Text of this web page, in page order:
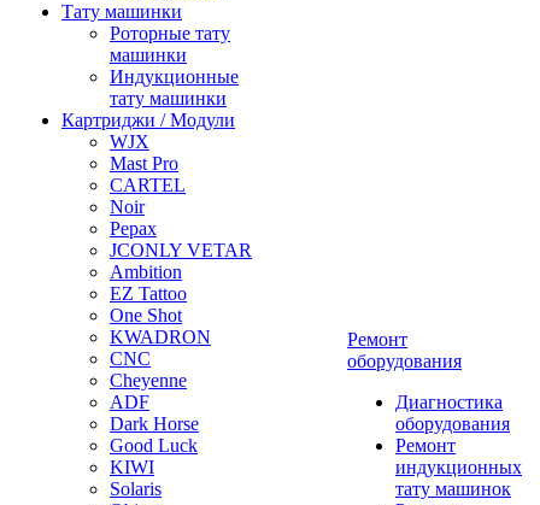
Тату машинки
Роторные тату
машинки
Индукционные
тату машинки
Картриджи / Модули
WJX
Mast Pro
CARTEL
Noir
Pepax
JCONLY VETAR
Ambition
EZ Tattoo
One Shot
KWADRON
CNC
Cheyenne
ADF
Dark Horse
Good Luck
KIWI
Solaris
Ремонт
оборудования
Диагностика
оборудования
Ремонт
индукционных
тату машинок